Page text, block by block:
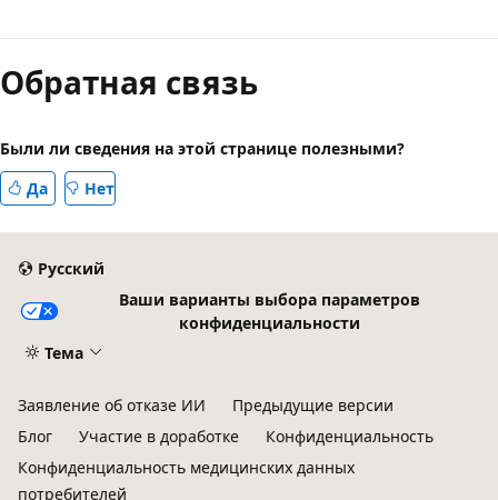
Обратная связь
Были ли сведения на этой странице полезными?
Да
Нет
Русский
Ваши варианты выбора параметров
конфиденциальности
Тема
Заявление об отказе ИИ
Предыдущие версии
Блог
Участие в доработке
Конфиденциальность
Конфиденциальность медицинских данных
потребителей